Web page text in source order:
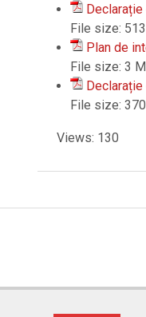
File size:
Plan de
File size: 3
Declarație
File size:
Views: 130